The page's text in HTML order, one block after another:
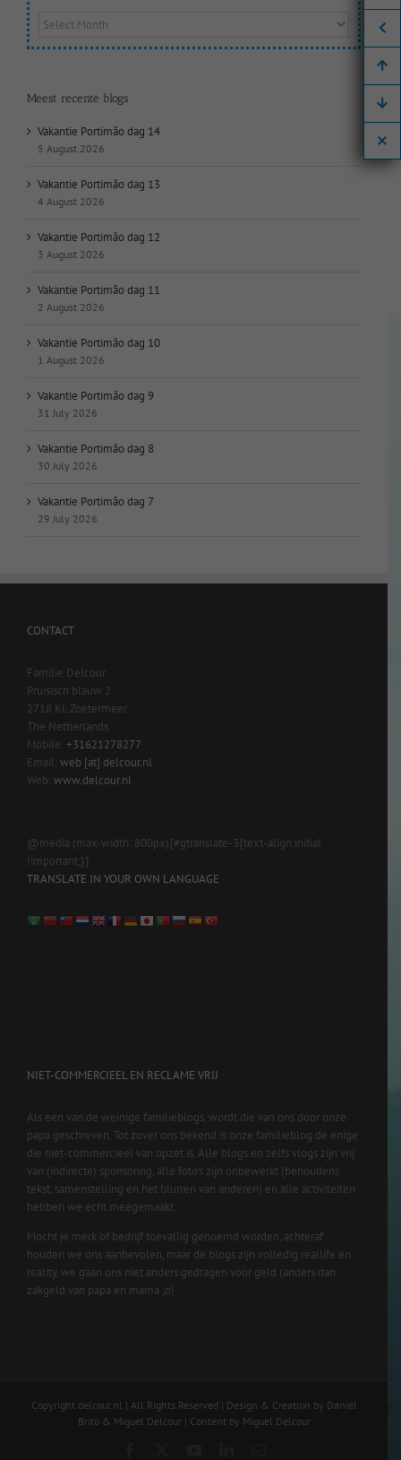
Zoek
op
datum:
Meest recente blogs
Vakantie Portimão dag 14
5 August 2026
Vakantie Portimão dag 13
4 August 2026
Vakantie Portimão dag 12
3 August 2026
Vakantie Portimão dag 11
2 August 2026
Vakantie Portimão dag 10
1 August 2026
Vakantie Portimão dag 9
31 July 2026
Vakantie Portimão dag 8
30 July 2026
Vakantie Portimão dag 7
29 July 2026
CONTACT
Familie Delcour
Pruisisch blauw 2
2718 KL Zoetermeer
The Netherlands
Mobile: +31621278277
Email: web [at] delcour.nl
Web: www.delcour.nl
@media (max-width: 800px){#gtranslate-3{text-align:initial
!important;}}
TRANSLATE IN YOUR OWN LANGUAGE
NIET-COMMERCIEEL EN RECLAME VRIJ
Als een van de weinige familieblogs, wordt die van ons door onze
papa geschreven. Tot zover ons bekend is onze familieblog de enige
die niet-commercieel van opzet is. Alle blogs en zelfs vlogs zijn vrij
van (indirecte) sponsoring, alle foto’s zijn onbewerkt (behoudens
tekst, samenstelling en het blurren van anderen) en alle activiteiten
hebben we echt meegemaakt.
Mocht je merk of bedrijf toevallig genoemd worden, achteraf
houden we ons aanbevolen, maar de blogs zijn volledig reallife en
reality, we gaan ons niet anders gedragen voor geld (anders dan
zakgeld van papa en mama ;o)
Copyright delcour.nl | All Rights Reserved | Design & Creation by Daniël
Brito & Miguel Delcour | Content by Miguel Delcour